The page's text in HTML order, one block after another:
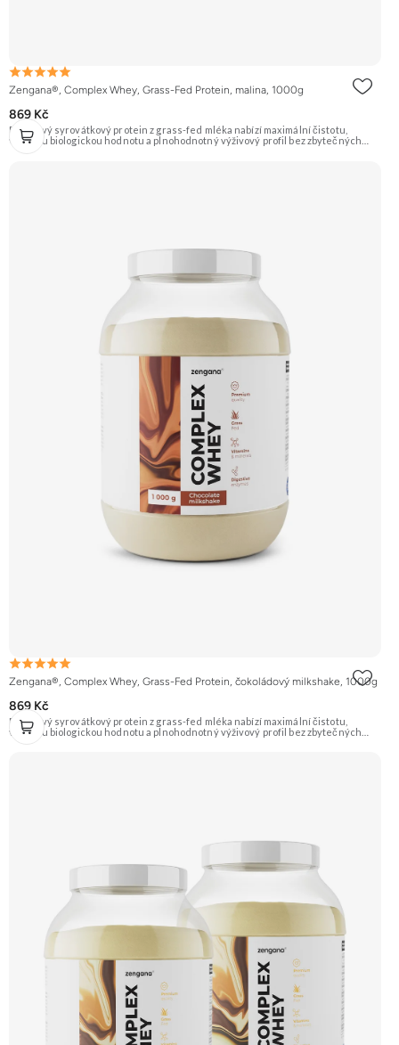
Zengana®, Complex Whey, Grass-Fed Protein, malina, 1000g
869 Kč
Prémiový syrovátkový protein z grass-fed mléka nabízí maximální čistotu,
vysokou biologickou hodnotu a plnohodnotný výživový profil bez zbytečných
Zengana®, Complex Whey, Grass-Fed Protein, čokoládový milkshake, 1000g
869 Kč
Prémiový syrovátkový protein z grass-fed mléka nabízí maximální čistotu,
vysokou biologickou hodnotu a plnohodnotný výživový profil bez zbytečných